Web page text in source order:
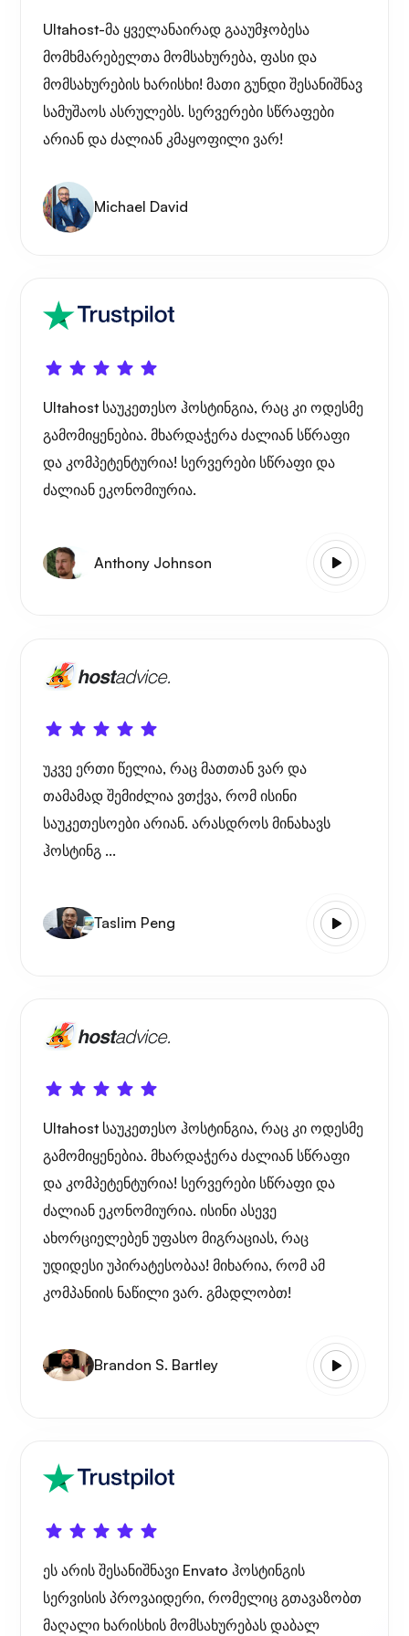
Ultahost-მა ყველანაირად გააუმჯობესა
მომხმარებელთა მომსახურება, ფასი და
მომსახურების ხარისხი! მათი გუნდი შესანიშნავ
სამუშაოს ასრულებს. სერვერები სწრაფები
არიან და ძალიან კმაყოფილი ვარ!
Michael David
Ultahost საუკეთესო ჰოსტინგია, რაც კი ოდესმე
გამომიყენებია. მხარდაჭერა ძალიან სწრაფი
და კომპეტენტურია! სერვერები სწრაფი და
ძალიან ეკონომიურია.
Anthony Johnson
უკვე ერთი წელია, რაც მათთან ვარ და
თამამად შემიძლია ვთქვა, რომ ისინი
საუკეთესოები არიან. არასდროს მინახავს
ჰოსტინგ ...
Taslim Peng
Ultahost საუკეთესო ჰოსტინგია, რაც კი ოდესმე
გამომიყენებია. მხარდაჭერა ძალიან სწრაფი
და კომპეტენტურია! სერვერები სწრაფი და
ძალიან ეკონომიურია. ისინი ასევე
ახორციელებენ უფასო მიგრაციას, რაც
უდიდესი უპირატესობაა! მიხარია, რომ ამ
კომპანიის ნაწილი ვარ. გმადლობთ!
Brandon S. Bartley
ეს არის შესანიშნავი Envato ჰოსტინგის
სერვისის პროვაიდერი, რომელიც გთავაზობთ
მაღალი ხარისხის მომსახურებას დაბალ